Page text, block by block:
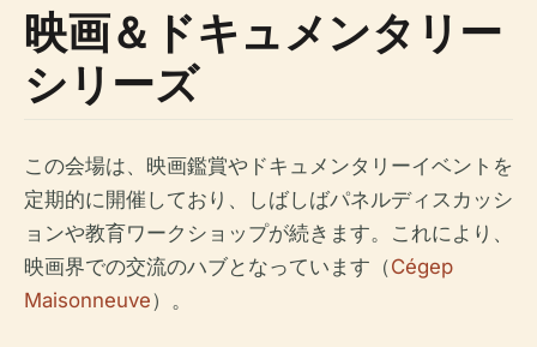
映画＆ドキュメンタリー
シリーズ
この会場は、映画鑑賞やドキュメンタリーイベントを
定期的に開催しており、しばしばパネルディスカッシ
ョンや教育ワークショップが続きます。これにより、
映画界での交流のハブとなっています（Cégep
Maisonneuve）。